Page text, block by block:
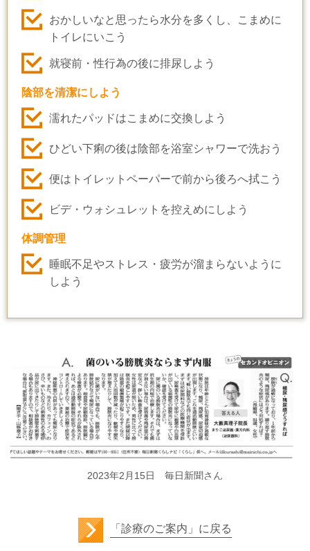
おかしいなと思ったら水分を多くし、こまめに
トイレにいこう
就寝前・性行為の後に排尿しよう
陰部を清潔にしよう
濡れたパッドはこまめに交換しよう
ひどい下痢の後は陰部を浴室シャワーで洗おう
便はトイレットペーパーで前から後ろへ拭こう
ビデ・ウォシュレットを控えめにしよう
体調管理
睡眠不足やストレス・疲労が溜まらないように
しよう
2023年2月15日 毎日新聞さん
「診療のご案内」に戻る